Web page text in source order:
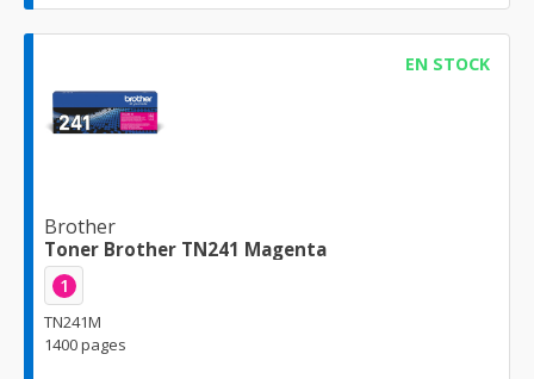
EN STOCK
Brother
Toner Brother TN241 Magenta
1
TN241M
1400 pages